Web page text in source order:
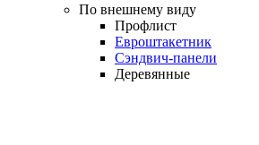
По внешнему виду
Профлист
Евроштакетник
Сэндвич-панели
Деревянные